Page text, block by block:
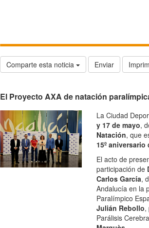
Comparte esta noticia Enviar
El Proyecto AXA de natación
La Ciudad
y 17 de mayo,
Natación, que
15º aniversario
El acto de
participación de
Carlos García,
Andalucía en la
Paralímpico
Julián Rebollo,
Parálisis